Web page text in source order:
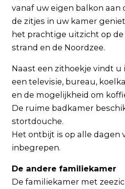
vanaf uw eigen balkon aan
de zitjes in uw kamer
het prachtige uitzicht op
strand en de Noordzee.
Naast een zithoekje vindt u
een televisie, bureau,
en de mogelijkheid om
De ruime badkamer
stortdouche.
Het ontbijt is op alle dagen
inbegrepen.
De andere familiekamer
De familiekamer met